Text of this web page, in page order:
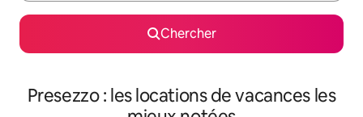
Chercher
Presezzo : les locations de vacances les